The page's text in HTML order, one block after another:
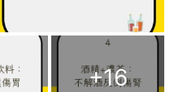
+16